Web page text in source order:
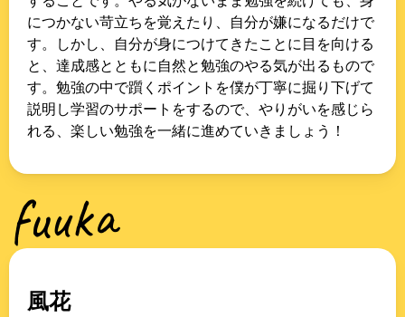
につかない苛立ちを覚えたり、自分が嫌になるだけで
す。しかし、自分が身につけてきたことに目を向ける
と、達成感とともに自然と勉強のやる気が出るもので
す。勉強の中で躓くポイントを僕が丁寧に掘り下げて
説明し学習のサポートをするので、やりがいを感じら
れる、楽しい勉強を一緒に進めていきましょう！
fuuka
風花